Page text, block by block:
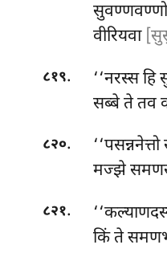
वीरियवा
८१९.
‘‘नरस्स
सब्बेते तव
८२०.
मज्झे
८२१.
किं ते